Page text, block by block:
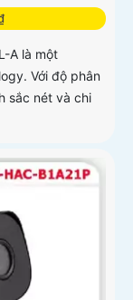
A là một
Với độ phân
sắc nét và chi